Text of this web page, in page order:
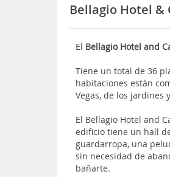
Bellagio Hotel &
El Bellagio Hotel and
Tiene un total de 36
habitaciones están
Vegas, de los jardines
El Bellagio Hotel and
edificio tiene un hall
guardarropa, una
sin necesidad de
bañarte.